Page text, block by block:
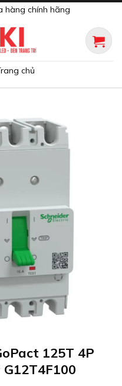
hàng chính hãng
chủ
125T 4P